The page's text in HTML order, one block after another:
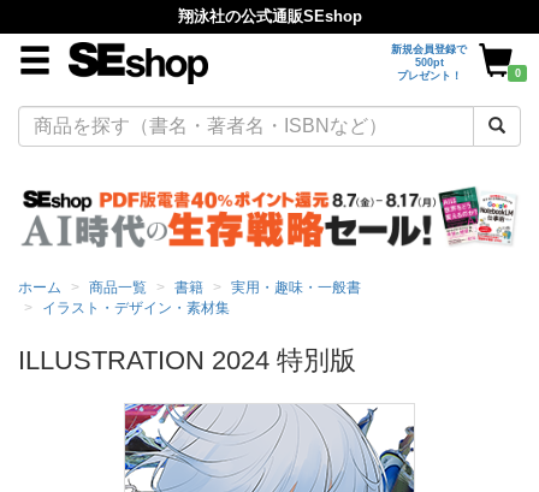
翔泳社の公式通販SEshop
新規会員登録で
500pt
プレゼント！
0
ホーム 商品一覧 書籍
実用・趣味・一般書
イラスト・デザイン・素材集
ILLUSTRATION 2024 特別版